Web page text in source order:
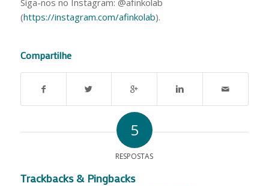
(https://instagram.com/afinkolab).
Compartilhe
5
RESPOSTAS
Trackbacks & Pingbacks